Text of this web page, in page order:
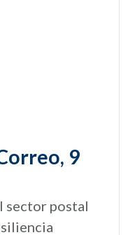
9
sector postal